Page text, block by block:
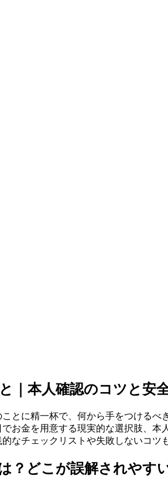
｜本人確認のコツと安
とに精一杯で、何から手をつける
お金を用意する現実的な選択肢、
なチェックリストや失敗しないコツ
？どこが誤解されやす